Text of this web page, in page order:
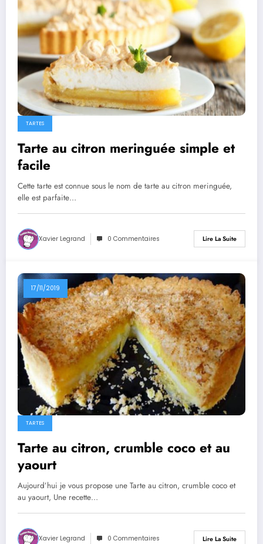
TARTES
Tarte au citron meringuée simple et
facile
Cette tarte est connue sous le nom de tarte au citron meringuée,
elle est parfaite…
Xavier Legrand 0 Commentaires Lire La Suite
17/11/2019
TARTES
Tarte au citron, crumble coco et au
yaourt
Aujourd’hui je vous propose une Tarte au citron, crumble coco et
au yaourt, Une recette…
Xavier Legrand 0 Commentaires Lire La Suite